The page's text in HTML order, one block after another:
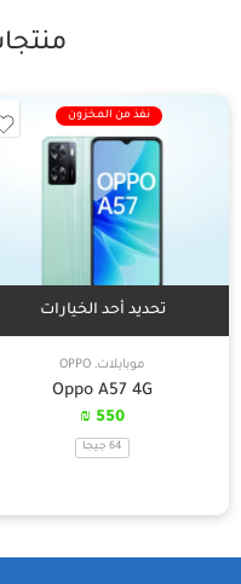
نفذ من المخزون
تحديد أحد الخيارات
موبايلات,
OPPO
Oppo A57 4G
550
₪
64 جيجا